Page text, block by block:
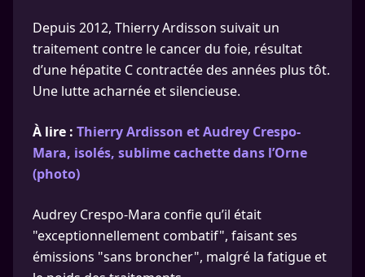
Depuis 2012, Thierry Ardisson suivait un
traitement contre le cancer du foie, résultat
d’une hépatite C contractée des années plus tôt.
Une lutte acharnée et silencieuse.
À lire : Thierry Ardisson et Audrey Crespo-
Mara, isolés, sublime cachette dans l’Orne
(photo)
Audrey Crespo-Mara confie qu’il était
"exceptionnellement combatif", faisant ses
émissions "sans broncher", malgré la fatigue et